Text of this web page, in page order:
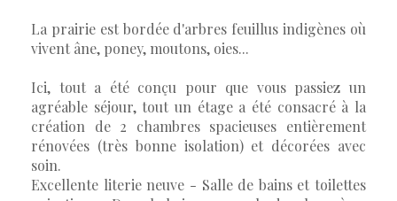
La prairie est bordée d'arbres feuillus indigènes où
vivent âne, poney, moutons, oies...
Ici, tout a été conçu pour que vous passiez un
agréable séjour, tout un étage a été consacré à la
création de 2 chambres spacieuses entièrement
rénovées (très bonne isolation) et décorées avec
soin.
Excellente literie neuve - Salle de bains et toilettes